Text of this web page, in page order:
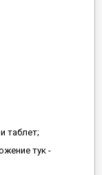
таблет;
тук -